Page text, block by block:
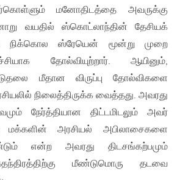
மனோதிடத்தை அவருக்கு
வயதில் ஸ்கொட்லாந்தின் தேசியக்
நிக்கொல ஸ்ரேயென் மூன்று முறை
தோல்வியுற்றார். ஆயினும்,
மீதான விருப்பு தோல்விகளை
நிலைத்திருக்க வைத்தது. அவரது
நேர்த்தியான திட்டமிடலும் அவர்
மக்களின் அரசியல் அபிலாசைகளை
என்ற அவரது திடசங்கற்பமும்
மீண்டுமொரு தடவை